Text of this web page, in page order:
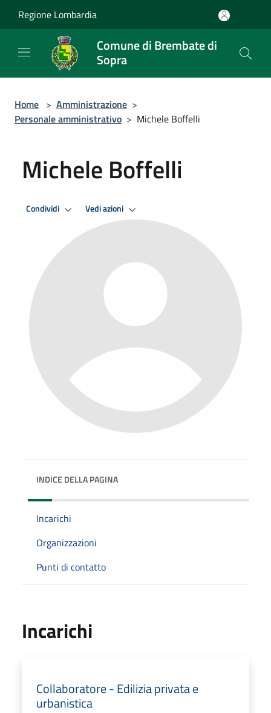
Regione Lombardia
Comune di Brembate di
Sopra
Home > Amministrazione >
Personale amministrativo > Michele Boffelli
Michele Boffelli
Condividi Vedi azioni
INDICE DELLA PAGINA
Incarichi
Organizzazioni
Punti di contatto
Incarichi
Collaboratore - Edilizia privata e
urbanistica